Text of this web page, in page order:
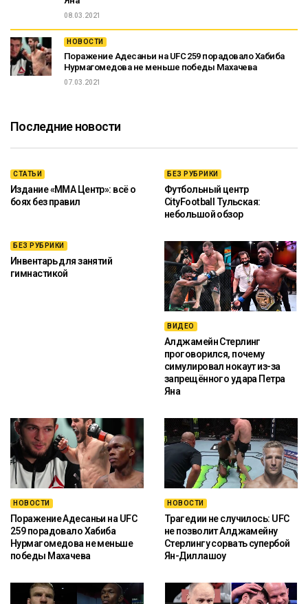
08.03.2021
НОВОСТИ
Поражение Адесаньи на UFC 259 порадовало Хабиба
Нурмагомедова не меньше победы Махачева
07.03.2021
Последние новости
СТАТЬИ
Издание «ММА Центр»: всё о
боях без правил
БЕЗ РУБРИКИ
Футбольный центр
CityFootball Тульская:
небольшой обзор
БЕЗ РУБРИКИ
Инвентарь для занятий
гимнастикой
ВИДЕО
Алджамейн Стерлинг
проговорился, почему
симулировал нокаут из-за
запрещённого удара Петра
Яна
НОВОСТИ
Поражение Адесаньи на UFC
259 порадовало Хабиба
Нурмагомедова не меньше
победы Махачева
НОВОСТИ
Трагедии не случилось: UFC
не позволит Алджамейну
Стерлингу сорвать супербой
Ян-Диллашоу